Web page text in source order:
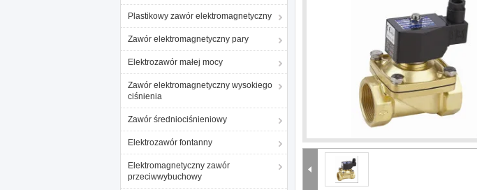
Plastikowy zawór elektromagnetyczny
Zawór elektromagnetyczny pary
Elektrozawór małej mocy
Zawór elektromagnetyczny wysokiego
ciśnienia
Zawór średniociśnieniowy
Elektrozawór fontanny
Elektromagnetyczny zawór
przeciwwybuchowy